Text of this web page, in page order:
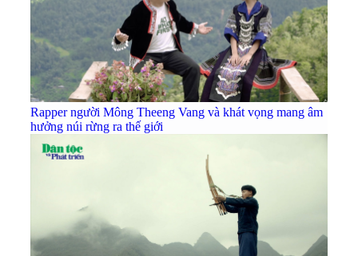
Rapper người Mông Theeng Vang và khát vọng mang âm
hưởng núi rừng ra thế giới